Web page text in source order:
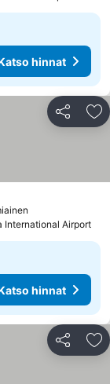
hinnat
Jaa
International Airport
hinnat
Jaa